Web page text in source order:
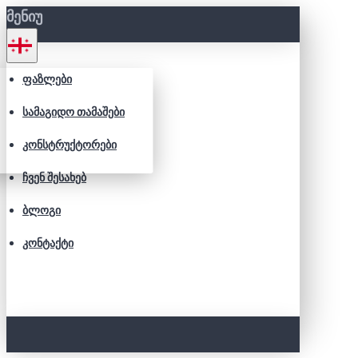
ᲛᲔᲜᲘᲣ
ᲤᲐᲖᲚᲔᲑᲘ
ᲡᲐᲛᲐᲒᲘᲓᲝ ᲗᲐᲛᲐᲨᲔᲑᲘ
ᲙᲝᲜᲡᲢᲠᲣᲥᲢᲝᲠᲔᲑᲘ
ᲩᲕᲔᲜ ᲨᲔᲡᲐᲮᲔᲑ
ᲑᲚᲝᲒᲘ
ᲙᲝᲜᲢᲐᲥᲢᲘ